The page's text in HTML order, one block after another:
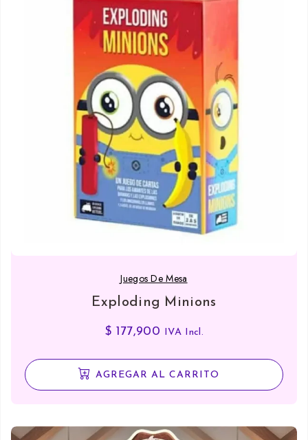
Juegos De Mesa
Exploding Minions
$ 177,900 IVA Incl.
AGREGAR AL CARRITO